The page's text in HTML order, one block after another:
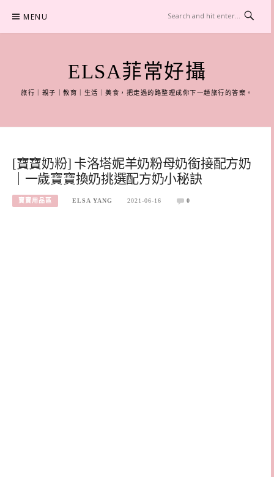
content
MENU
ELSA菲常好攝
旅行｜親子｜教育｜生活｜美食，把走過的路整理成你下一趟旅行的答案。
[寶寶奶粉] 卡洛塔妮羊奶粉母奶銜接配方奶
｜一歲寶寶換奶挑選配方奶小秘訣
寶寶用品區 ELSA YANG 2021-06-16 0